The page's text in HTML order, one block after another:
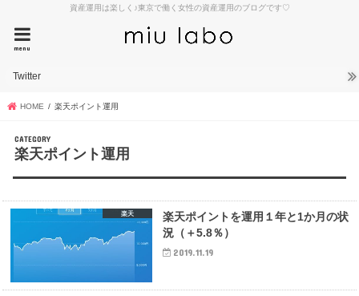
資産運用は楽しく♪東京で働く女性の資産運用のブログです♡
menu
Twitter
HOME 楽天ポイント運用
楽天ポイント運用
楽天
楽天ポイントを運用１年と1か月の状
況（＋5.8％）
2019.11.19